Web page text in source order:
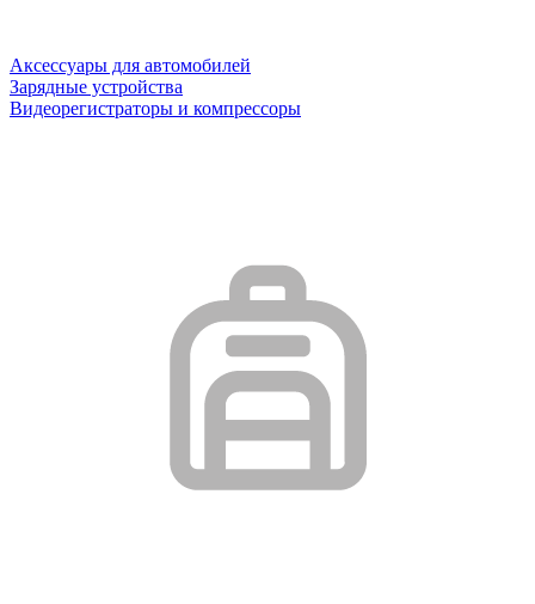
Аксессуары для автомобилей
Зарядные устройства
Видеорегистраторы и компрессоры